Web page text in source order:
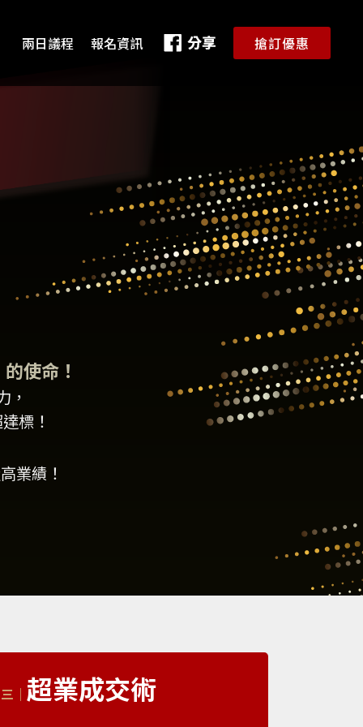
兩日議程 報名資訊 搶訂優惠
使命！
，
標！
業績！
｜ 超業成交術